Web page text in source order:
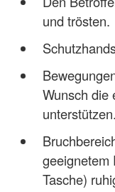
und trösten.
Wunsch die
unterstützen.
geeignetem
Tasche)